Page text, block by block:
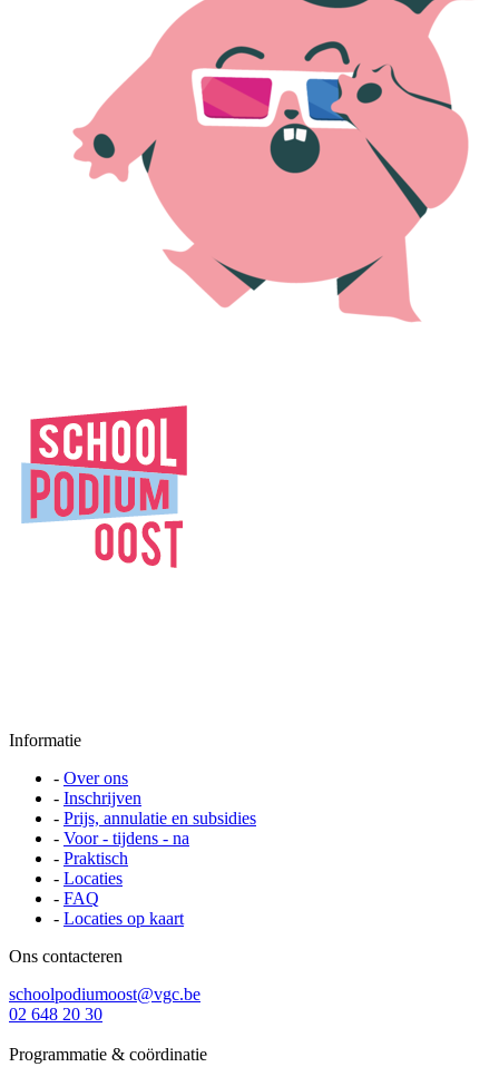
Informatie
- Over ons
- Inschrijven
- Prijs, annulatie en subsidies
- Voor - tijdens - na
- Praktisch
- Locaties
- FAQ
- Locaties op kaart
Ons contacteren
schoolpodiumoost@vgc.be
02 648 20 30
Programmatie & coördinatie